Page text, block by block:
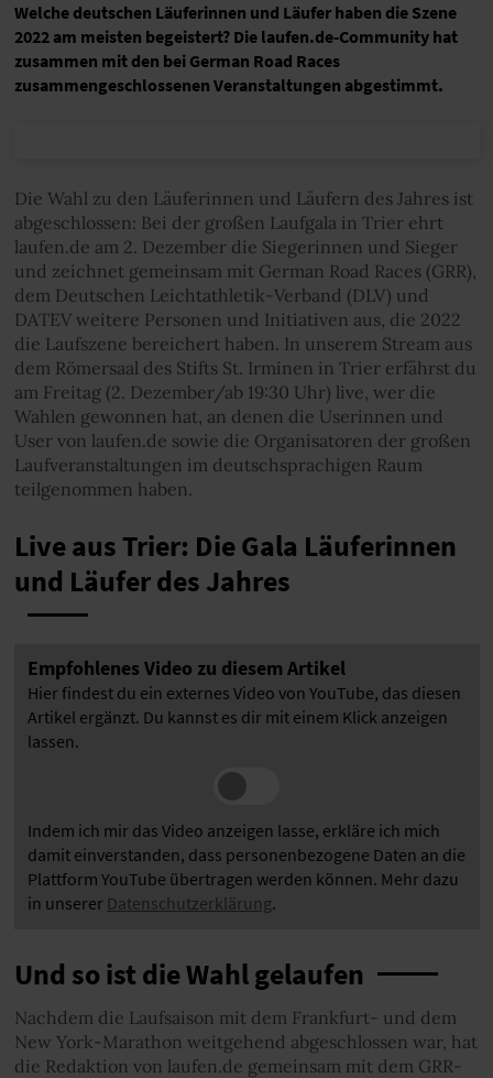
Welche deutschen Läuferinnen und Läufer haben die Szene
2022 am meisten begeistert? Die laufen.de-Community hat
zusammen mit den bei German Road Races
zusammengeschlossenen Veranstaltungen abgestimmt.
Die Wahl zu den Läuferinnen und Läufern des Jahres ist
abgeschlossen: Bei der großen Laufgala in Trier ehrt
laufen.de am 2. Dezember die Siegerinnen und Sieger
und zeichnet gemeinsam mit German Road Races (GRR),
dem Deutschen Leichtathletik-Verband (DLV) und
DATEV weitere Personen und Initiativen aus, die 2022
die Laufszene bereichert haben. In unserem Stream aus
dem Römersaal des Stifts St. Irminen in Trier erfährst du
am Freitag (2. Dezember/ab 19:30 Uhr) live, wer die
Wahlen gewonnen hat, an denen die Userinnen und
User von laufen.de sowie die Organisatoren der großen
Laufveranstaltungen im deutschsprachigen Raum
teilgenommen haben.
Live aus Trier: Die Gala Läuferinnen
und Läufer des Jahres
Empfohlenes Video zu diesem Artikel
Hier findest du ein externes Video von YouTube, das diesen
Artikel ergänzt. Du kannst es dir mit einem Klick anzeigen
lassen.
Indem ich mir das Video anzeigen lasse, erkläre ich mich
damit einverstanden, dass personenbezogene Daten an die
Plattform YouTube übertragen werden können. Mehr dazu
in unserer Datenschutzerklärung.
Und so ist die Wahl gelaufen
Nachdem die Laufsaison mit dem Frankfurt- und dem
New York-Marathon weitgehend abgeschlossen war, hat
die Redaktion von laufen.de gemeinsam mit dem GRR-